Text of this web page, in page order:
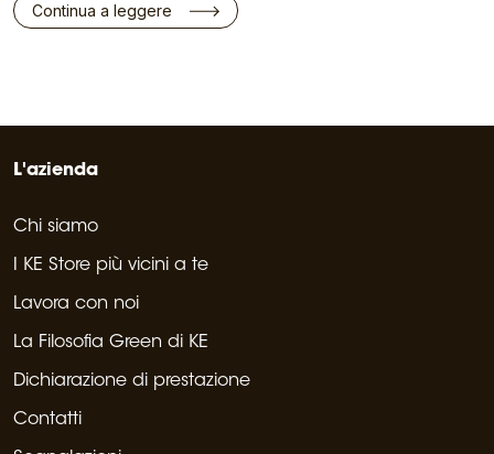
Continua a leggere
L'azienda
Chi siamo
I KE Store più vicini a te
Lavora con noi
La Filosofia Green di KE
Dichiarazione di prestazione
Contatti